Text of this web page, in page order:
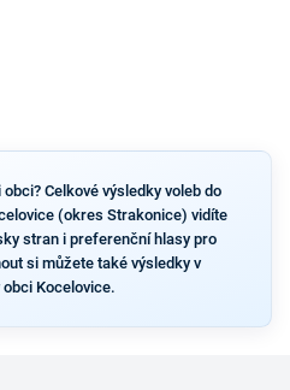
Celkové výsledky voleb do
(okres Strakonice) vidíte
stran i preferenční hlasy pro
si můžete také výsledky v
Kocelovice.